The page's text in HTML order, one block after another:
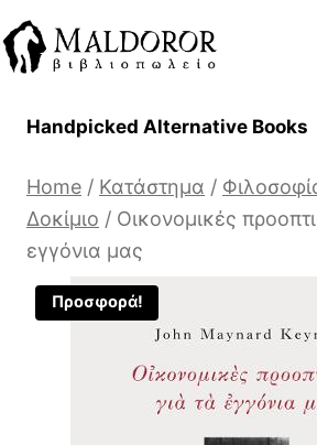
to
content
Handpicked Alternative Books
Home / Κατάστημα /
Δοκίμιο / Οικονομικές
εγγόνια μας
Προσφορά!